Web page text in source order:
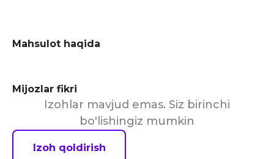
Mahsulot haqida
Mijozlar fikri
Izohlar mavjud emas. Siz birinchi
bo'lishingiz mumkin
Izoh qoldirish